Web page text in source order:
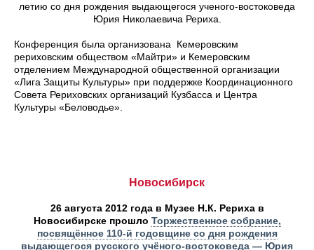
летию со дня рождения выдающегося ученого-востоковеда
Юрия Николаевича Рериха.
Конференция была организована Кемеровским
рериховским обществом «Майтри» и Кемеровским
отделением Международной общественной организации
«Лига Защиты Культуры» при поддержке Координационного
Совета Рериховских организаций Кузбасса и Центра
Культуры «Беловодье».
Новосибирск
26 августа 2012 года в Музее Н.К. Рериха в
Новосибирске прошло Торжественное собрание,
посвящённое 110-й годовщине со дня рождения
выдающегося русского учёного-востоковеда — Юрия